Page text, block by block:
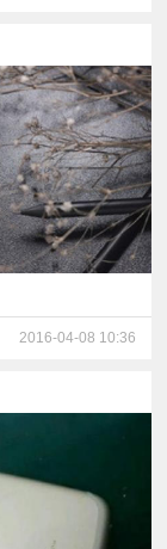
2016-04-08 10:36